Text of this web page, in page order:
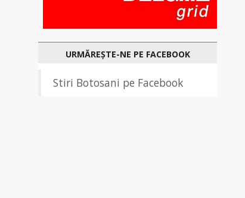
URMĂREȘTE-NE PE FACEBOOK
Stiri Botosani pe Facebook